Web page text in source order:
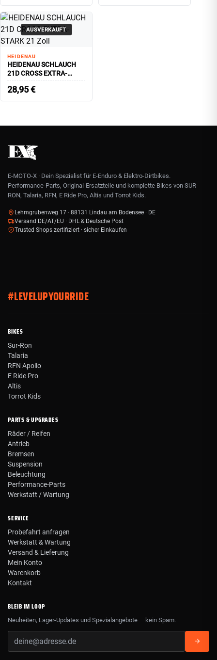
AUSVERKAUFT
HEIDENAU
HEIDENAU SCHLAUCH
21D CROSS EXTRA-
STARK 21 Zoll
28,95€
E-MOTO-X · Dein Spezialist für E-Enduro & Elektro-Dirtbikes.
Performance-Parts, Original-Ersatzteile und komplette Bikes von SUR-
RON, Talaria, RFN, E Ride Pro, Altis und Torrot Kids.
Lehmgrubenweg 17 · 88131 Lindau am Bodensee · DE
Versand DE/AT/EU · DHL & Deutsche Post
Trusted Shops zertifiziert · sicher Einkaufen
#LEVELUPYOURRIDE
BIKES
Sur-Ron
Talaria
RFN Apollo
E Ride Pro
Altis
Torrot Kids
PARTS & UPGRADES
Räder / Reifen
Antrieb
Bremsen
Suspension
Beleuchtung
Performance-Parts
Werkstatt / Wartung
SERVICE
Probefahrt anfragen
Werkstatt & Wartung
Versand & Lieferung
Mein Konto
Warenkorb
Kontakt
BLEIB IM LOOP
Neuheiten, Lager-Updates und Spezialangebote — kein Spam.